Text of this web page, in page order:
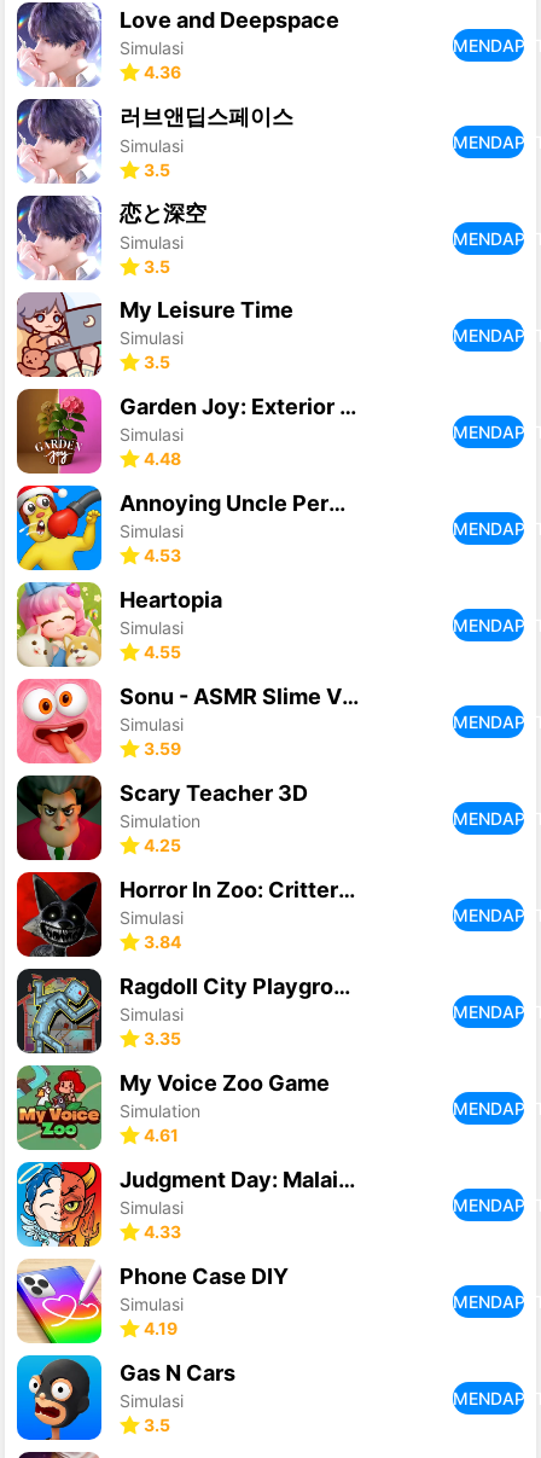
Love and Deepspace
Simulasi
4.36
러브앤딥스페이스
Simulasi
3.5
恋と深空
Simulasi
3.5
My Leisure Time
Simulasi
3.5
Garden Joy: Exterior Designer
Simulasi
4.48
Annoying Uncle Permainan Tebuk
Simulasi
4.53
Heartopia
Simulasi
4.55
Sonu - ASMR Slime Virtual Pet
Simulasi
3.59
Scary Teacher 3D
Simulation
4.25
Horror In Zoo: Critters Escape
Simulasi
3.84
Ragdoll City Playground
Simulasi
3.35
My Voice Zoo Game
Simulation
4.61
Judgment Day: Malaikat Tuhan
Simulasi
4.33
Phone Case DIY
Simulasi
4.19
Gas N Cars
Simulasi
3.5